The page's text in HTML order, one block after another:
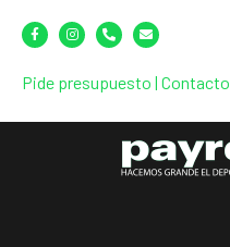
Pide presupuesto | Contacto